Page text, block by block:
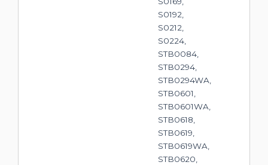
S0192,
S0212,
S0224,
STB0084,
STB0294,
STB0294WA,
STB0601,
STB0601WA,
STB0618,
STB0619,
STB0619WA,
STB0620,